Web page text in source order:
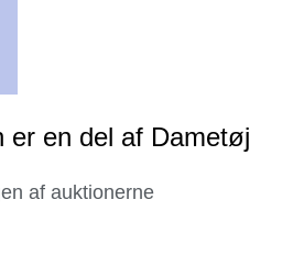
er en del af Dametøj
af auktionerne